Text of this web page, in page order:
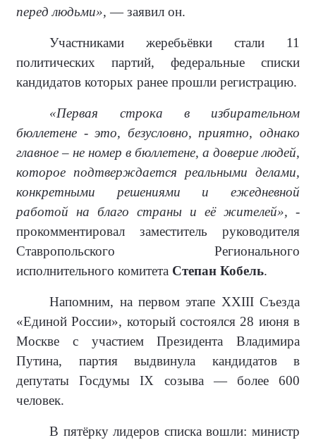
перед людьми», — заявил он.
Участниками жеребьёвки стали 11
политических партий, федеральные списки
кандидатов которых ранее прошли регистрацию.
«Первая строка в избирательном
бюллетене - это, безусловно, приятно, однако
главное – не номер в бюллетене, а доверие людей,
которое подтверждается реальными делами,
конкретными решениями и ежедневной
работой на благо страны и её жителей», -
прокомментировал заместитель руководителя
Ставропольского Регионального
исполнительного комитета Степан Кобель.
Напомним, на первом этапе XXIII Съезда
«Единой России», который состоялся 28 июня в
Москве с участием Президента Владимира
Путина, партия выдвинула кандидатов в
депутаты Госдумы IX созыва — более 600
человек.
В пятёрку лидеров списка вошли: министр